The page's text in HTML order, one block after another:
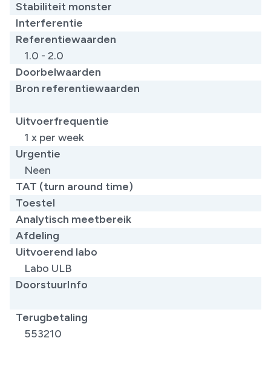
Stabiliteit monster
Interferentie
Referentiewaarden
1.0 - 2.0
Doorbelwaarden
Bron referentiewaarden
Uitvoerfrequentie
1 x per week
Urgentie
Neen
TAT (turn around time)
Toestel
Analytisch meetbereik
Afdeling
Uitvoerend labo
Labo ULB
DoorstuurInfo
Terugbetaling
553210